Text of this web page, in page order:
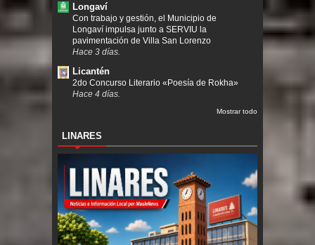
Longaví
Con trabajo y gestión, el Municipio de
Longaví impulsa junto a SERVIU la
pavimentación de Villa San Lorenzo
Hace 3 días.
Licantén
2do Concurso Literario «Poesía de Rokha»
Hace 4 días.
Mostrar todo
LINARES